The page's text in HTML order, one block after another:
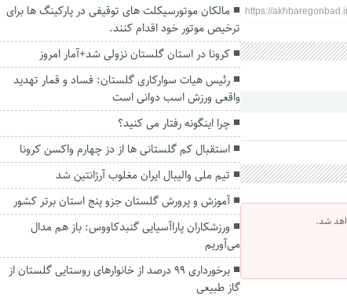
https://
شد.
مالکان موتورسیکلت های توقیفی در پارکینگ ها برای
ترخیص موتور خود اقدام کنند.
کرونا در استان گلستان نزولی شد+آمار امروز
رئیس هیات سوارکاری گلستان: فساد و قمار تهدید
واقعی ورزش اسب دوانی است
چرا اینگونه رفتار می کنید؟
استقبال کم گلستانی ها از دز چهارم واکسن کرونا
تیم ملی والیبال ایران مغلوب آرژانتین شد
آموزش و پرورش گلستان جزو پنج استان برتر کشور
ورزشکاران پاراآسیایی گنبدکاووس: باز هم مدال
می‌آوریم
برخورداری ۹۹ درصد از خانوارهای روستایی گلستان از
گاز طبیعی